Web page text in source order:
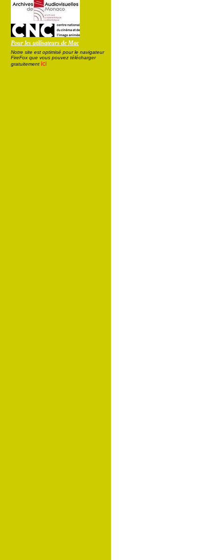
Pour les utilisateurs de Mac
Notre site est optimisé pour le navigateur
FireFox que vous pouvez télécharger
gratuitement ici